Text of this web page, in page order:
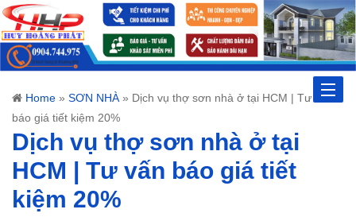
Toggle
Home » SƠN NHÀ» Dịch vụ thợ sơn nhà ở tại HCM | Tư vấn
báo giá tiết kiệm 20%
Dịch vụ thợ sơn nhà ở tại
HCM | Tư vấn báo giá tiết
kiệm 20%